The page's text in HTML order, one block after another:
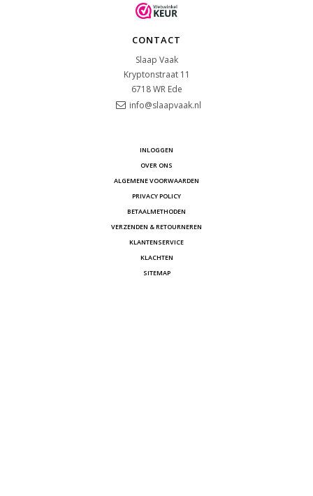
CONTACT
Slaap Vaak
Kryptonstraat 11
6718 WR Ede
info@slaapvaak.nl
INLOGGEN
OVER ONS
ALGEMENE VOORWAARDEN
PRIVACY POLICY
BETAALMETHODEN
VERZENDEN & RETOURNEREN
KLANTENSERVICE
KLACHTEN
SITEMAP